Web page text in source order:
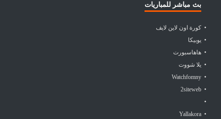
بث مباشر للمباريات
• كورة اون لاين لايف
• يوبيكا
• هاهاسبورت
• يلا شووت
• Watchfomny
• 2siteweb
•
• Yallakora